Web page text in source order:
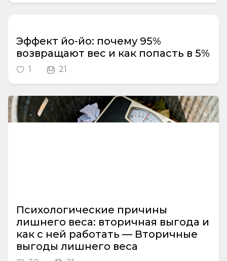
Эффект йо-йо: почему 95%
возвращают вес и как попасть в 5%
1 21
Психологические причины
лишнего веса: вторичная выгода и
как с ней работать — Вторичные
выгоды лишнего веса